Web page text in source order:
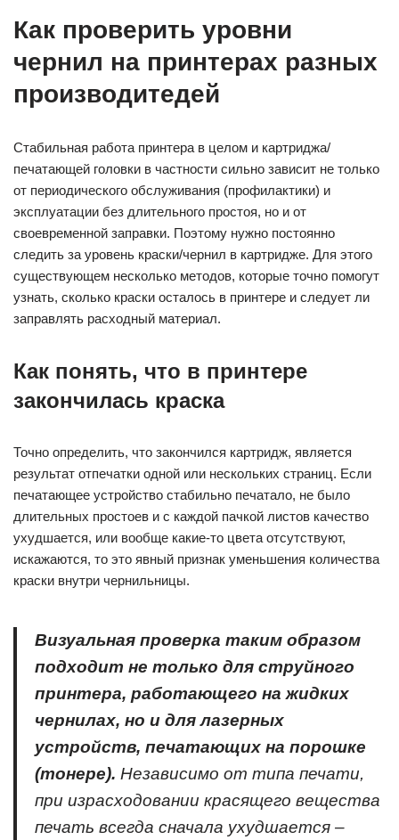
Как проверить уровни
чернил на принтерах разных
производитедей
Стабильная работа принтера в целом и картриджа/
печатающей головки в частности сильно зависит не только
от периодического обслуживания (профилактики) и
эксплуатации без длительного простоя, но и от
своевременной заправки. Поэтому нужно постоянно
следить за уровень краски/чернил в картридже. Для этого
существующем несколько методов, которые точно помогут
узнать, сколько краски осталось в принтере и следует ли
заправлять расходный материал.
Как понять, что в принтере
закончилась краска
Точно определить, что закончился картридж, является
результат отпечатки одной или нескольких страниц. Если
печатающее устройство стабильно печатало, не было
длительных простоев и с каждой пачкой листов качество
ухудшается, или вообще какие-то цвета отсутствуют,
искажаются, то это явный признак уменьшения количества
краски внутри чернильницы.
Визуальная проверка таким образом
подходит не только для струйного
принтера, работающего на жидких
чернилах, но и для лазерных
устройств, печатающих на порошке
(тонере). Независимо от типа печати,
при израсходовании красящего вещества
печать всегда сначала ухудшается –